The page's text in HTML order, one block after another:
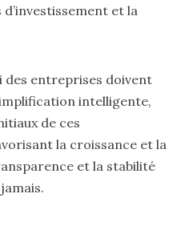
et la
des entreprises doivent
intelligente,
de ces
la croissance et la
et la stabilité